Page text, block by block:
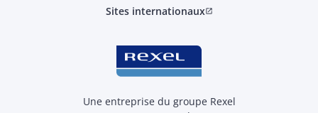
Sites internationauxopen_in_new
Une entreprise du groupe Rexel